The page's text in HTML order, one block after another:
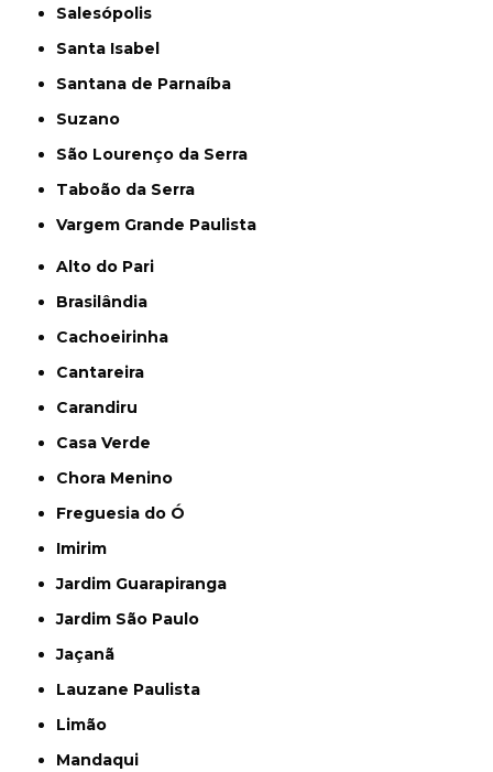
Salesópolis
Santa Isabel
Santana de Parnaíba
Suzano
São Lourenço da Serra
Taboão da Serra
Vargem Grande Paulista
Alto do Pari
Brasilândia
Cachoeirinha
Cantareira
Carandiru
Casa Verde
Chora Menino
Freguesia do Ó
Imirim
Jardim Guarapiranga
Jardim São Paulo
Jaçanã
Lauzane Paulista
Limão
Mandaqui